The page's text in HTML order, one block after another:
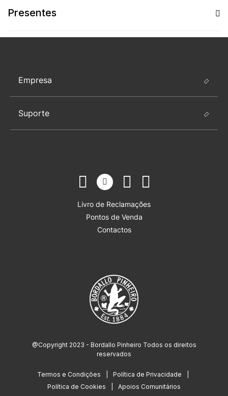
Presentes
Empresa
Suporte
Livro de Reclamações
Pontos de Venda
Contactos
@Copyright 2023 - Bordallo Pinheiro Todos os direitos
reservados
Termos e Condições
Política de Privacidade
Política de Cookies
Apoios Comunitários